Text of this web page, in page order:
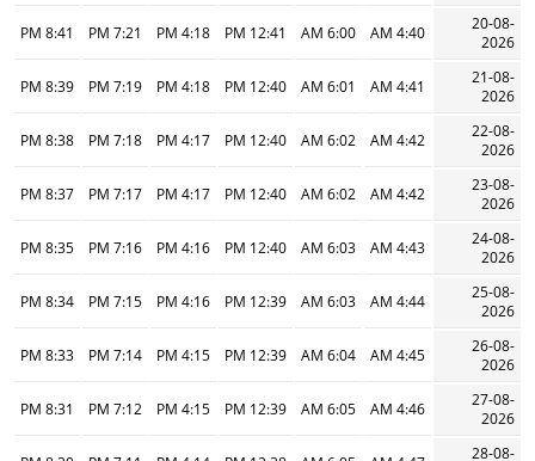
20-08-
2026
4:40 AM
6:00 AM
12:41 PM
4:18 PM
7:21 PM
8:41 PM
21-08-
2026
4:41 AM
6:01 AM
12:40 PM
4:18 PM
7:19 PM
8:39 PM
22-08-
2026
4:42 AM
6:02 AM
12:40 PM
4:17 PM
7:18 PM
8:38 PM
23-08-
2026
4:42 AM
6:02 AM
12:40 PM
4:17 PM
7:17 PM
8:37 PM
24-08-
2026
4:43 AM
6:03 AM
12:40 PM
4:16 PM
7:16 PM
8:35 PM
25-08-
2026
4:44 AM
6:03 AM
12:39 PM
4:16 PM
7:15 PM
8:34 PM
26-08-
2026
4:45 AM
6:04 AM
12:39 PM
4:15 PM
7:14 PM
8:33 PM
27-08-
2026
4:46 AM
6:05 AM
12:39 PM
4:15 PM
7:12 PM
8:31 PM
28-08-